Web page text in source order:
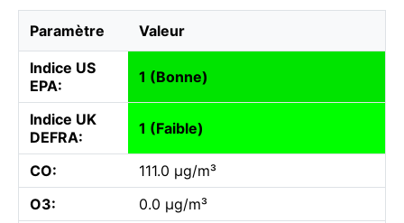
Paramètre Valeur
Indice US
EPA:
1 (Bonne)
Indice UK
DEFRA:
1 (Faible)
CO:
111.0 µg/m³
O3:
0.0 µg/m³